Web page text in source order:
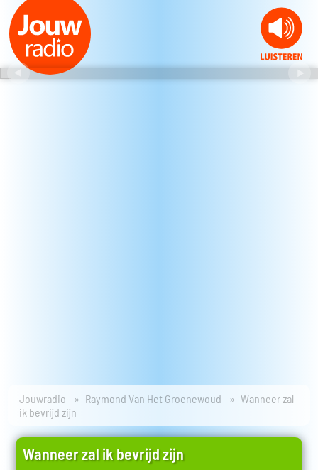
Jouwradio Raymond Van Het Groenewoud
Wanneer zal
ik bevrijd zijn
Wanneer zal ik bevrijd zijn